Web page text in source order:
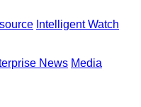
Intelligent Watch
News Media